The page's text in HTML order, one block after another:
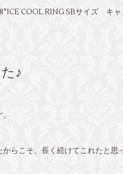
COOL RING SBサイズ キ
♪
らこそ、長く続けてこれたと思